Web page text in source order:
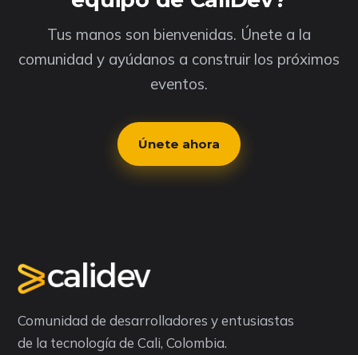
Tus manos son bienvenidas. Únete a la
comunidad y ayúdanos a construir los próximos
eventos.
Únete ahora
Comunidad de desarrolladores y entusiastas
de la tecnología de Cali, Colombia.